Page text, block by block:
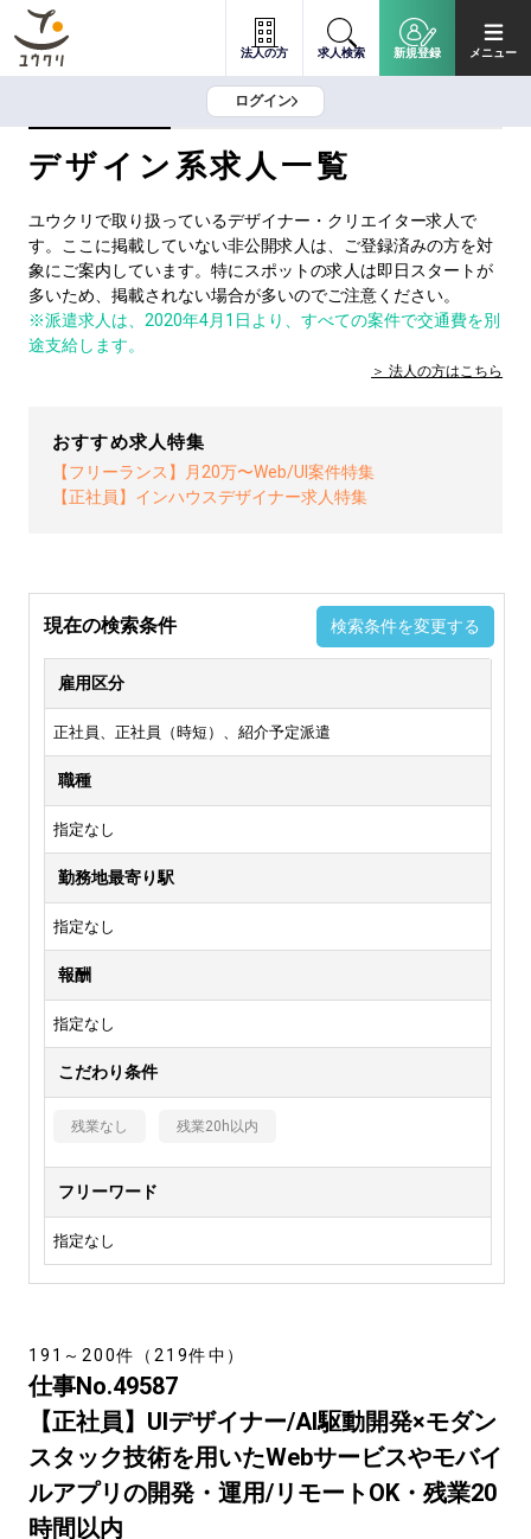
法人の方 求人検索 新規登録 メニュー
ログイン
デザイン系求人一覧
ユウクリで取り扱っているデザイナー・クリエイター求人で
す。ここに掲載していない非公開求人は、ご登録済みの方を対
象にご案内しています。特にスポットの求人は即日スタートが
多いため、掲載されない場合が多いのでご注意ください。
※派遣求人は、2020年4月1日より、すべての案件で交通費を別
途支給します。
法人の方はこちら
おすすめ求人特集
【フリーランス】月20万〜Web/UI案件特集
【正社員】インハウスデザイナー求人特集
現在の検索条件 検索条件を変更する
雇用区分
正社員、正社員（時短）、紹介予定派遣
職種
指定なし
勤務地最寄り駅
指定なし
報酬
指定なし
こだわり条件
残業なし 残業20h以内
フリーワード
指定なし
191～200件（219件中）
仕事No.49587
【正社員】UIデザイナー/AI駆動開発×モダン
スタック技術を用いたWebサービスやモバイ
ルアプリの開発・運用/リモートOK・残業20
時間以内